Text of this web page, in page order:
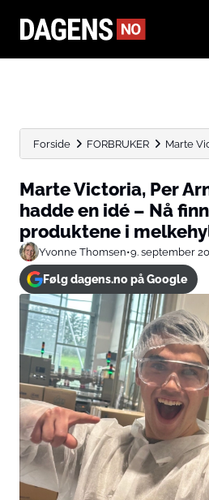
Forside FORBRUKER Marte
Marte Victoria, Per
hadde en idé – Nå
produktene i
Yvonne Thomsen•9. september
Følg dagens.no på Google